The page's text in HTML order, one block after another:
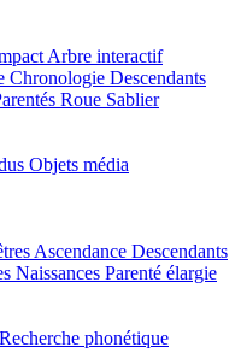
Arbre interactif
Chronologie Descendants
Roue Sablier
Objets média
Ascendance Descendants
Naissances Parenté élargie
Recherche phonétique